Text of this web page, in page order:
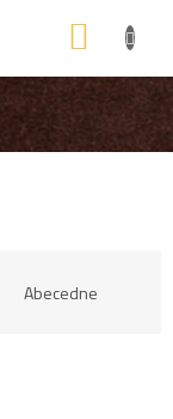
KOŠÍK
Abecedne